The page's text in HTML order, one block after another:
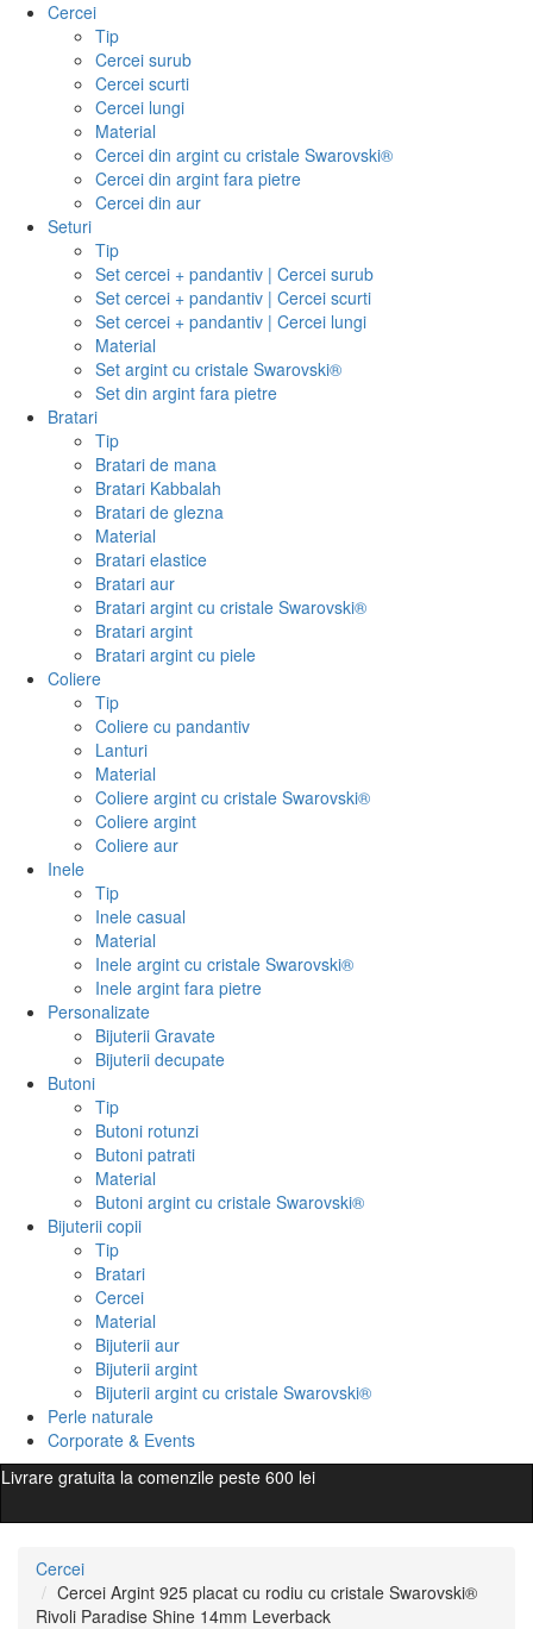
Cercei
Tip
Cercei surub
Cercei scurti
Cercei lungi
Material
Cercei din argint cu cristale Swarovski®
Cercei din argint fara pietre
Cercei din aur
Seturi
Tip
Set cercei + pandantiv | Cercei surub
Set cercei + pandantiv | Cercei scurti
Set cercei + pandantiv | Cercei lungi
Material
Set argint cu cristale Swarovski®
Set din argint fara pietre
Bratari
Tip
Bratari de mana
Bratari Kabbalah
Bratari de glezna
Material
Bratari elastice
Bratari aur
Bratari argint cu cristale Swarovski®
Bratari argint
Bratari argint cu piele
Coliere
Tip
Coliere cu pandantiv
Lanturi
Material
Coliere argint cu cristale Swarovski®
Coliere argint
Coliere aur
Inele
Tip
Inele casual
Material
Inele argint cu cristale Swarovski®
Inele argint fara pietre
Personalizate
Bijuterii Gravate
Bijuterii decupate
Butoni
Tip
Butoni rotunzi
Butoni patrati
Material
Butoni argint cu cristale Swarovski®
Bijuterii copii
Tip
Bratari
Cercei
Material
Bijuterii aur
Bijuterii argint
Bijuterii argint cu cristale Swarovski®
Perle naturale
Corporate & Events
Livrare gratuita la comenzile peste 600 lei
Cercei
Cercei Argint 925 placat cu rodiu cu cristale Swarovski®
Rivoli Paradise Shine 14mm Leverback